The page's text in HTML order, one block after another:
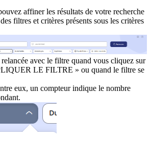
affiner les résultats de votre recherche
filtres et critères présents sous les critères
avec le filtre quand vous cliquez sur
LE FILTRE » ou quand le filtre se
eux, un compteur indique le nombre